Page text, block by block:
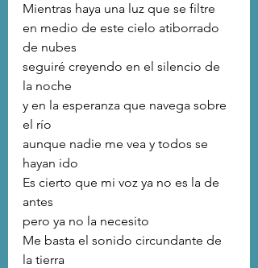
Mientras haya una luz que se filtre
en medio de este cielo atiborrado
de nubes
seguiré creyendo en el silencio de
la noche
y en la esperanza que navega sobre
el río
aunque nadie me vea y todos se
hayan ido
Es cierto que mi voz ya no es la de
antes
pero ya no la necesito
Me basta el sonido circundante de
la tierra